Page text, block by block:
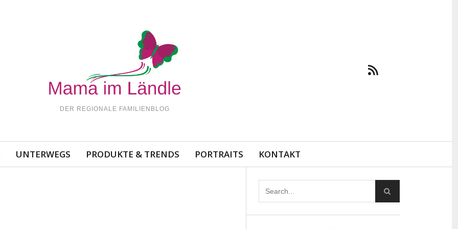
DER REGIONALE FAMILIENBLOG
UNTERWEGS PRODUKTE & TRENDS PORTRAITS KONTAKT